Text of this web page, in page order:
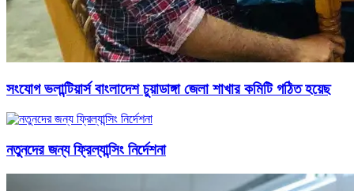
সংযোগ ভলান্টিয়ার্স বাংলাদেশ চুয়াডাঙ্গা জেলা শাখার কমিটি গঠিত হয়েছ
নতুনদের জন্য ফ্রিল্যান্সিং নির্দেশনা